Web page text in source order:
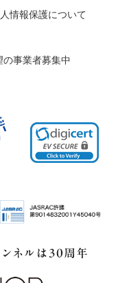
情報保護について
事業者募集中